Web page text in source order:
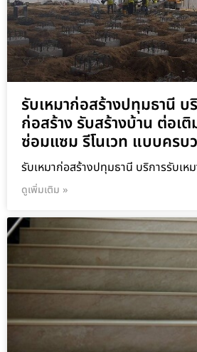
รับเหมาก่อสร้างปทุมธานี บ
ก่อสร้าง รับสร้างบ้าน ต่อเ
ซ่อมแซม รีโนเวท แบบครบ
รับเหมาก่อสร้างปทุมธานี บริการรับเห
ดูเพิ่มเติม »